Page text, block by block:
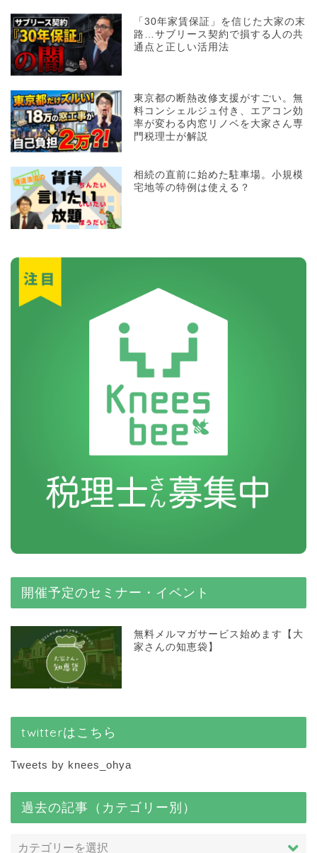
「30年家賃保証」を信じた大家の末
路…サブリース契約で損する人の共
通点と正しい活用法
東京都の断熱改修支援がすごい。無
料コンシェルジュ付き、エアコン効
率が変わる内窓リノベを大家さん専
門税理士が解説
相続の直前に始めた駐車場。小規模
宅地等の特例は使える？
開催予定のセミナー・イベント
無料メルマガサービス始めます【大
家さんの知恵袋】
twitterはこちら
Tweets by knees_ohya
過去の記事（カテゴリー別）